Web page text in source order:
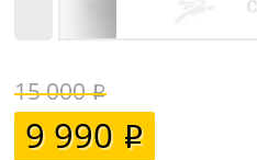
15 000
9 990